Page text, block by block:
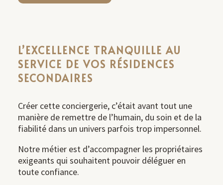
L’EXCELLENCE TRANQUILLE AU
SERVICE DE VOS RÉSIDENCES
SECONDAIRES
Créer cette conciergerie, c’était avant tout une
manière de remettre de l’humain, du soin et de la
fiabilité dans un univers parfois trop impersonnel.
Notre métier est d’accompagner les propriétaires
exigeants qui souhaitent pouvoir déléguer en
toute confiance.